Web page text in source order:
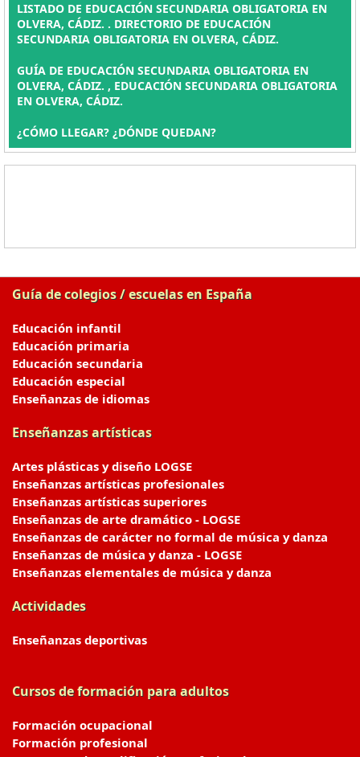
LISTADO DE EDUCACIÓN SECUNDARIA OBLIGATORIA EN
OLVERA, CÁDIZ. . DIRECTORIO DE EDUCACIÓN
SECUNDARIA OBLIGATORIA EN OLVERA, CÁDIZ.
GUÍA DE EDUCACIÓN SECUNDARIA OBLIGATORIA EN
OLVERA, CÁDIZ. , EDUCACIÓN SECUNDARIA OBLIGATORIA
EN OLVERA, CÁDIZ.
¿CÓMO LLEGAR? ¿DÓNDE QUEDAN?
Guía de colegios / escuelas en España
Educación infantil
Educación primaria
Educación secundaria
Educación especial
Enseñanzas de idiomas
Enseñanzas artísticas
Artes plásticas y diseño LOGSE
Enseñanzas artísticas profesionales
Enseñanzas artísticas superiores
Enseñanzas de arte dramático - LOGSE
Enseñanzas de carácter no formal de música y danza
Enseñanzas de música y danza - LOGSE
Enseñanzas elementales de música y danza
Actividades
Enseñanzas deportivas
Cursos de formación para adultos
Formación ocupacional
Formación profesional